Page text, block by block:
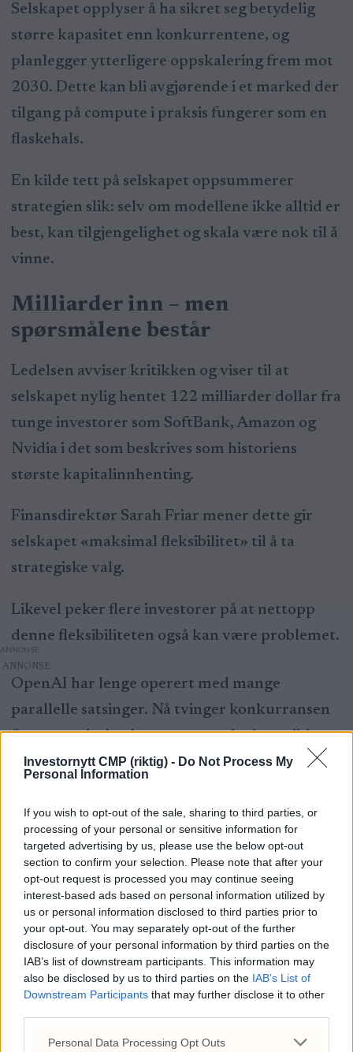
Investornytt CMP (riktig) - Do Not Process My
Personal Information
If you wish to opt-out of the sale, sharing to third parties, or
processing of your personal or sensitive information for
targeted advertising by us, please use the below opt-out
section to confirm your selection. Please note that after your
opt-out request is processed you may continue seeing
interest-based ads based on personal information utilized by
us or personal information disclosed to third parties prior to
your opt-out. You may separately opt-out of the further
disclosure of your personal information by third parties on the
IAB’s list of downstream participants. This information may
also be disclosed by us to third parties on the IAB’s List of
Downstream Participants that may further disclose it to other
Personal Data Processing Opt Outs
Selskapet opplyser å ha sikret seg betydelig
større kapasitet enn konkurrentene, og
planlegger ytterligere oppskalering frem mot
2030. Dette kan bli avgjørende i et marked der
tilgang på compute i praksis fungerer som en
flaskehals.
En kilde tett på selskapet oppsummerer
strategien slik: selv om modellene ikke alltid er
best, kan tilgjengelighet og skala være nok til å
vinne.
Milliarder inn – men
spørsmålene består
Ledelsen avviser kritikken og viser til at
selskapet nylig hentet 122 milliarder dollar fra
tunge investorer som SoftBank, Amazon og
Nvidia i det som beskrives som historiens
største kapitalinnhenting.
Finansdirektør Sarah Friar mener dette gir
selskapet «maksimal fleksibilitet» til å ta
strategiske valg.
Likevel peker flere investorer på at nettopp
denne fleksibiliteten også kan være problemet.
ANNONSE
OpenAI har lenge operert med mange
parallelle satsinger. Nå tvinger konkurransen
frem en prioritering – men markedet er ikke
overbevist om at selskapet har landet på riktig
Risikoen: havner midt i mellom
Kjernen i bekymringen er at OpenAI risikerer
å havne i et strategisk ingenmannsland:
For bred til å dominere enterprise
For fragmentert til å maksimere
forbrukerplattformen
For høyt priset til å gi rom for feil